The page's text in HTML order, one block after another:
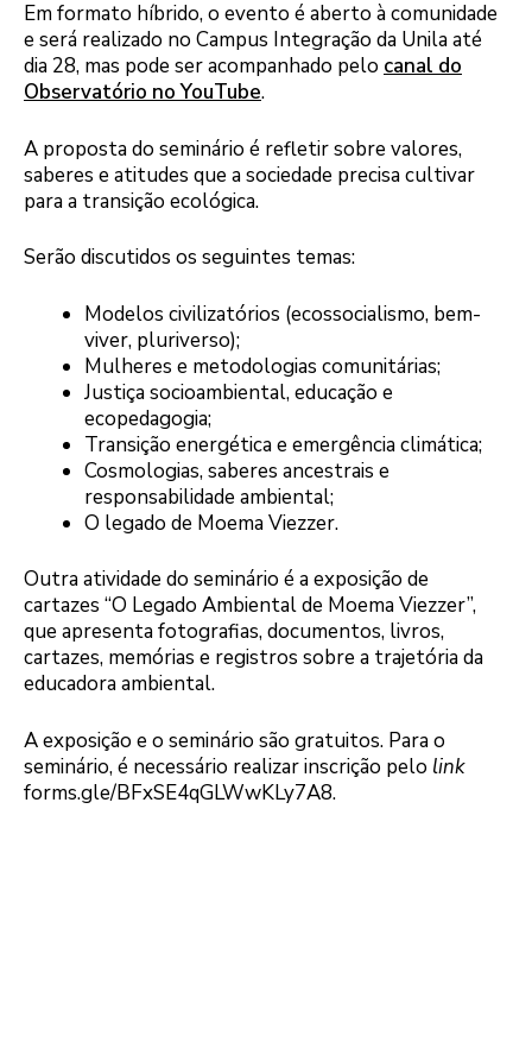
Em formato híbrido, o evento é aberto à comunidade
e será realizado no Campus Integração da Unila até
dia 28, mas pode ser acompanhado pelo canal do
Observatório no YouTube.
A proposta do seminário é refletir sobre valores,
saberes e atitudes que a sociedade precisa cultivar
para a transição ecológica.
Serão discutidos os seguintes temas:
Modelos civilizatórios (ecossocialismo, bem-
viver, pluriverso);
Mulheres e metodologias comunitárias;
Justiça socioambiental, educação e
ecopedagogia;
Transição energética e emergência climática;
Cosmologias, saberes ancestrais e
responsabilidade ambiental;
O legado de Moema Viezzer.
Outra atividade do seminário é a exposição de
cartazes “O Legado Ambiental de Moema Viezzer”,
que apresenta fotografias, documentos, livros,
cartazes, memórias e registros sobre a trajetória da
educadora ambiental.
A exposição e o seminário são gratuitos. Para o
seminário, é necessário realizar inscrição pelo link
forms.gle/BFxSE4qGLWwKLy7A8.